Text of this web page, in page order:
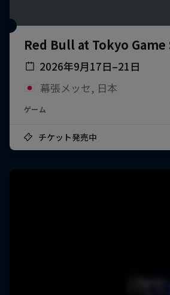
Red Bull at Tokyo Game
2026年9月17日–21日
幕張メッセ, 日本
ゲーム
チケット発売中